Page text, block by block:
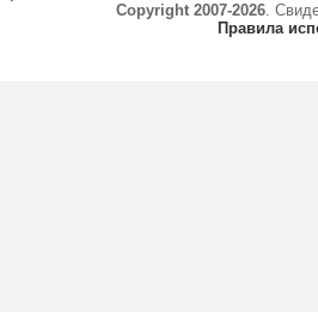
Copyright 2007-2026.
Правила